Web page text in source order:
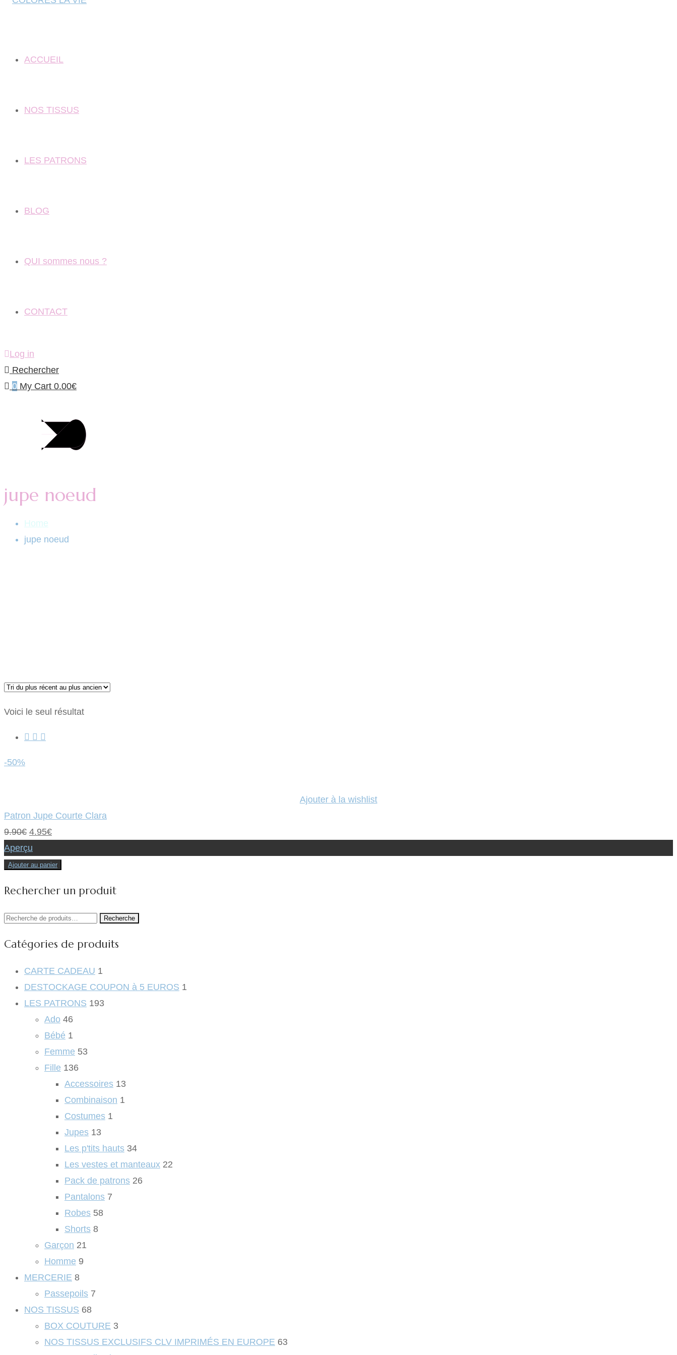
ACCUEIL
NOS TISSUS
LES PATRONS
BLOG
QUI sommes nous ?
CONTACT
Log in
Rechercher
0 My Cart 0.00€
jupe noeud
Home
jupe noeud
Voici le seul résultat
-50%
Ajouter à la wishlist
Patron Jupe Courte Clara
9.90€ Le
prix
initial
9.90€.
4.95€Le
actuel
4.95€.
Aperçu
Ajouter au panier
Rechercher un produit
Recherche
Recherche
Catégories de produits
CARTE CADEAU 1
DESTOCKAGE COUPON à 5 EUROS 1
LES PATRONS 193
Ado 46
Bébé 1
Femme 53
Fille 136
Accessoires 13
Combinaison 1
Costumes 1
Jupes 13
Les p'tits hauts 34
Les vestes et manteaux 22
Pack de patrons 26
Pantalons 7
Robes 58
Shorts 8
Garçon 21
Homme 9
MERCERIE 8
Passepoils 7
NOS TISSUS 68
BOX COUTURE 3
NOS TISSUS EXCLUSIFS CLV IMPRIMÉS EN EUROPE 63